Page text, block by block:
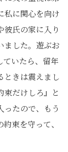
私に関心を向け
氏の家に入り
ました。遊ぶお
ていたら、留年
ときは震えまし
束だけしろ』と
たので、もう
束を守って、